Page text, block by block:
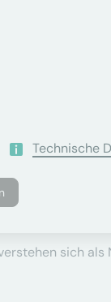
Technische
sich